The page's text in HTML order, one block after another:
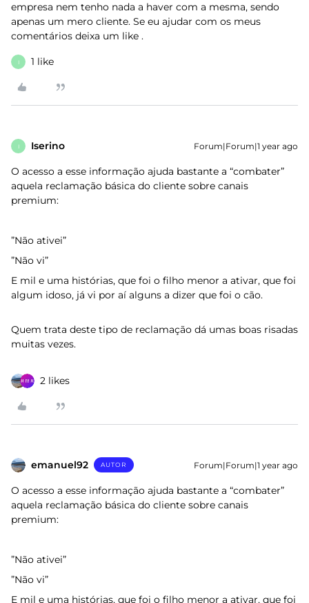
empresa nem tenho nada a haver com a mesma, sendo
apenas um mero cliente. Se eu ajudar com os meus
comentários deixa um like .
I 1 like
I Iserino Forum|Forum|1 year ago
O acesso a esse informação ajuda bastante a “combater”
aquela reclamação básica do cliente sobre canais
premium:
”Não ativei”
”Não vi”
E mil e uma histórias, que foi o filho menor a ativar, que foi
algum idoso, já vi por aí alguns a dizer que foi o cão.
Quem trata deste tipo de reclamação dá umas boas risadas
muitas vezes.
2 likes
emanuel92 AUTOR Forum|Forum|1 year ago
O acesso a esse informação ajuda bastante a “combater”
aquela reclamação básica do cliente sobre canais
premium:
”Não ativei”
”Não vi”
E mil e uma histórias, que foi o filho menor a ativar, que foi